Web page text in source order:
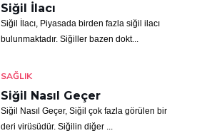
Siğil İlacı
Siğil İlacı, Piyasada birden fazla siğil ilacı
bulunmaktadır. Siğiller bazen dokt...
SAĞLIK
Siğil Nasıl Geçer
Siğil Nasıl Geçer, Siğil çok fazla görülen bir
deri virüsüdür. Siğilin diğer ...